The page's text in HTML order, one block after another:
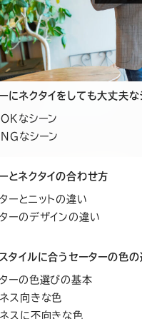
SADA
ダ
ー
ス
ー
ツ
SADA
の
公
ダ
ー
ス
ツ
SADA
の
公
ー
ス
ツ
の
にネクタイをしても大丈夫な
なシーン
なシーン
とネクタイの合わせ方
ーとニットの違い
ーのデザインの違い
タイルに合うセーターの色
ーの色選びの基本
ネス向きな色
ネスに不向きな色